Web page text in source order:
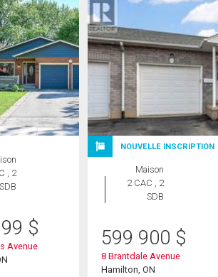
, 2
SDB
$
Avenue
NOUVELLE INSCRIPTION
Maison
2 CAC , 2
SDB
599 900 $
8 Brantdale Avenue
Hamilton, ON